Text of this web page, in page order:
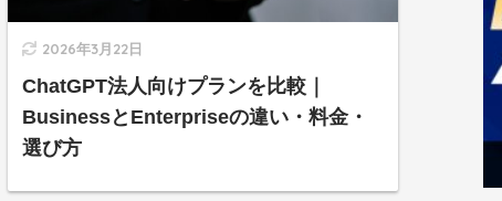
2026年3月22日
ChatGPT法人向けプランを比較｜
BusinessとEnterpriseの違い・料金・
選び方